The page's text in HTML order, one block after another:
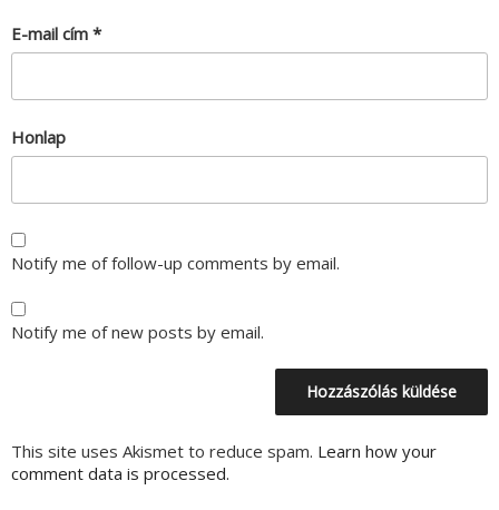
E-mail cím *
Honlap
Notify me of follow-up comments by email.
Notify me of new posts by email.
This site uses Akismet to reduce spam. Learn how your
comment data is processed.